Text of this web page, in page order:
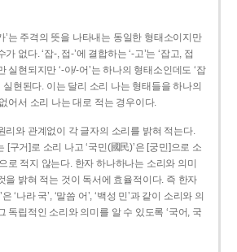
’는 주격의 뜻을 나타내는 동일한 형태소이지만
없다. ‘잡-, 접-’에 결합하는 ‘-고’는 ‘잡고, 접
실현되지만 ‘-아/-어’는 하나의 형태소인데도 ‘잡
실현된다. 이는 달리 소리 나는 형태들을 하나의
어서 소리 나는 대로 적는 경우이다.
리와 관계없이 각 글자의 소리를 밝혀 적는다.
[구거]로 소리 나고 ‘국민(國民)’은 [궁민]으로 소
으로 적지 않는다. 한자 하나하나는 소리와 의미
을 밝혀 적는 것이 독서에 효율적이다. 즉 한자
은 ‘나라 국’, ‘말씀 어’, ‘백성 민’과 같이 소리와 의
독립적인 소리와 의미를 알 수 있도록 ‘국어, 국